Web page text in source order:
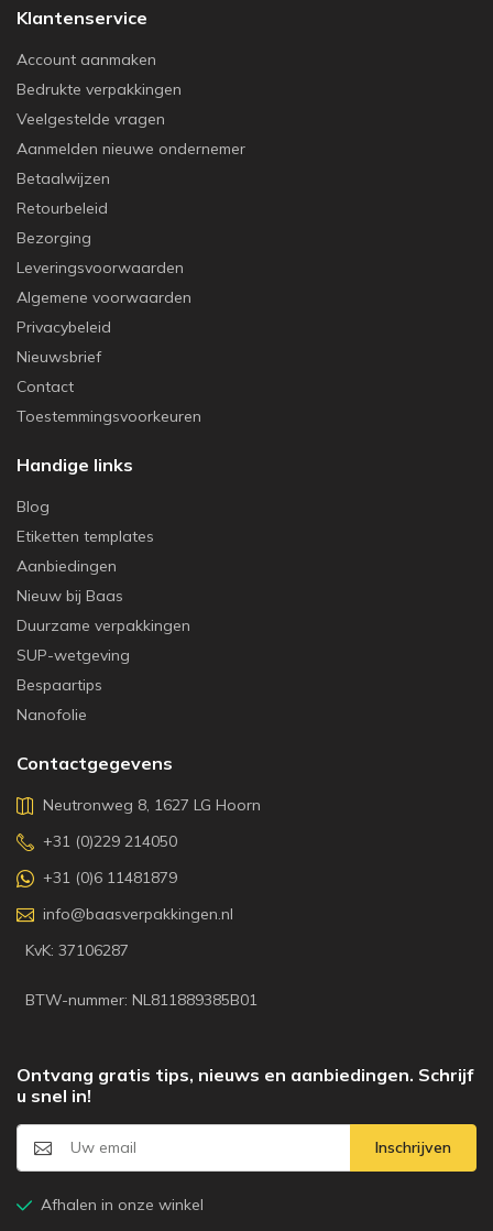
Klantenservice
Account aanmaken
Bedrukte verpakkingen
Veelgestelde vragen
Aanmelden nieuwe ondernemer
Betaalwijzen
Retourbeleid
Bezorging
Leveringsvoorwaarden
Algemene voorwaarden
Privacybeleid
Nieuwsbrief
Contact
Toestemmingsvoorkeuren
Handige links
Blog
Etiketten templates
Aanbiedingen
Nieuw bij Baas
Duurzame verpakkingen
SUP-wetgeving
Bespaartips
Nanofolie
Contactgegevens
Neutronweg 8, 1627 LG Hoorn
+31 (0)229 214050
+31 (0)6 11481879
info@baasverpakkingen.nl
KvK: 37106287
BTW-nummer: NL811889385B01
Ontvang gratis tips, nieuws en aanbiedingen. Schrijf
u snel in!
Inschrijven
Afhalen in onze winkel